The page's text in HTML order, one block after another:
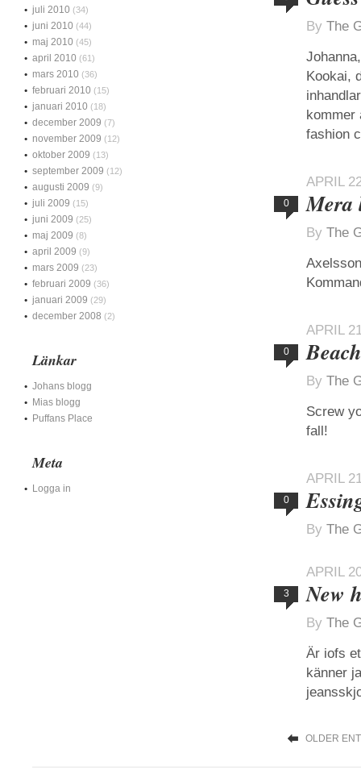
By The
Kookai,
kommer
fashion
APRIL
0
By The
APRIL
0
By The
Screw
fall!
APRIL
0
By The
APRIL
3 New
By The
Är iofs
känner
OLDER
juli 2010 (34)
juni 2010 (44)
maj 2010 (45)
april 2010 (61)
mars 2010 (36)
februari 2010 (15)
januari 2010 (18)
december 2009 (7)
november 2009 (12)
oktober 2009 (13)
september 2009 (12)
augusti 2009 (9)
juli 2009 (15)
juni 2009 (25)
maj 2009 (8)
april 2009 (9)
mars 2009 (23)
februari 2009 (36)
januari 2009 (29)
december 2008 (2)
Länkar
Johans blogg
Mias blogg
Puffans Place
Meta
Logga in